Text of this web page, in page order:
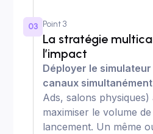
03 Point 3
La stratégie
l’impact
Déployer le
canaux simultanément
Ads, salons physiques)
maximiser le volume
lancement. Un même